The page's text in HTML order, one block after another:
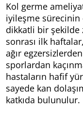
Kol germe
iyileşme sürecinin
dikkatli bir şekilde
sonrası ilk
ağır
sporlardan
hastaların hafif
sayede kan
katkıda bulunulur.